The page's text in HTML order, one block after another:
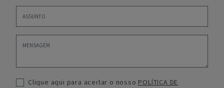
Clique aqui para aceitar o nosso POLÍTICA DE